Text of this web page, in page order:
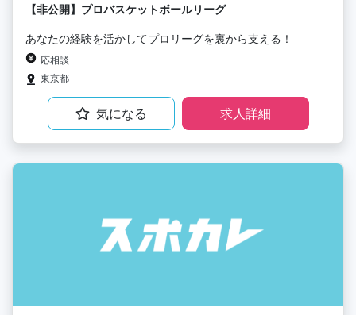
【非公開】プロバスケットボールリーグ
あなたの経験を活かしてプロリーグを裏から支える！
応相談
東京都
気になる 求人詳細